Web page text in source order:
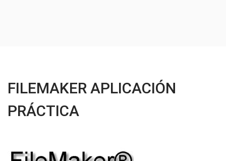
FILEMAKER APLICACIÓN
PRÁCTICA